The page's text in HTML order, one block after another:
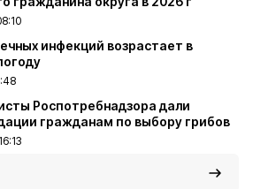
инфекций возрастает в
Роспотребнадзора дали
гражданам по выбору грибов